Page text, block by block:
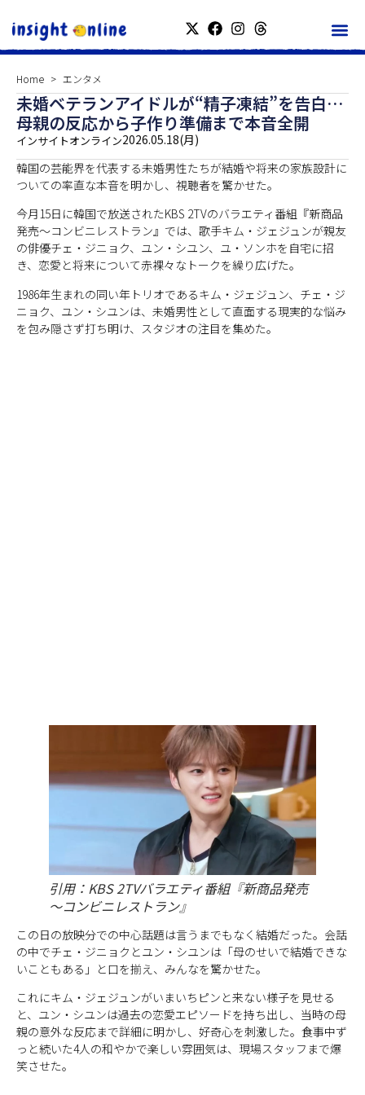
Home エンタメ
未婚ベテランアイドルが“精子凍結”を告白…
母親の反応から子作り準備まで本音全開
インサイトオンライン2026.05.18(月)
韓国の芸能界を代表する未婚男性たちが結婚や将来の家族設計に
ついての率直な本音を明かし、視聴者を驚かせた。
今月15日に韓国で放送されたKBS 2TVのバラエティ番組『新商品
発売～コンビニレストラン』では、歌手キム・ジェジュンが親友
の俳優チェ・ジニョク、ユン・シユン、ユ・ソンホを自宅に招
き、恋愛と将来について赤裸々なトークを繰り広げた。
1986年生まれの同い年トリオであるキム・ジェジュン、チェ・ジ
ニョク、ユン・シユンは、未婚男性として直面する現実的な悩み
を包み隠さず打ち明け、スタジオの注目を集めた。
引用：KBS 2TVバラエティ番組『新商品発売
～コンビニレストラン』
この日の放映分での中心話題は言うまでもなく結婚だった。会話
の中でチェ・ジニョクとユン・シユンは「母のせいで結婚できな
いこともある」と口を揃え、みんなを驚かせた。
これにキム・ジェジュンがいまいちピンと来ない様子を見せる
と、ユン・シユンは過去の恋愛エピソードを持ち出し、当時の母
親の意外な反応まで詳細に明かし、好奇心を刺激した。食事中ず
っと続いた4人の和やかで楽しい雰囲気は、現場スタッフまで爆
笑させた。